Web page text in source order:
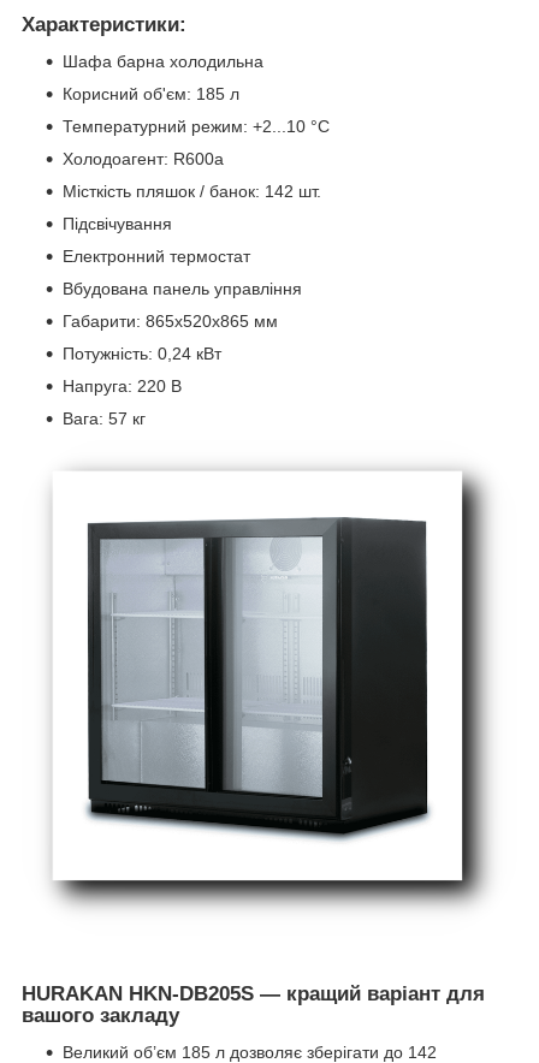
Характеристики:
Шафа барна холодильна
Корисний об'єм: 185 л
Температурний режим: +2...10 °С
Холодоагент: R600a
Місткість пляшок / банок: 142 шт.
Підсвічування
Електронний термостат
Вбудована панель управління
Габарити: 865x520x865 мм
Потужність: 0,24 кВт
Напруга: 220 В
Вага: 57 кг
HURAKAN HKN-DB205S — кращий варіант для
вашого закладу
Великий об’єм 185 л дозволяє зберігати до 142